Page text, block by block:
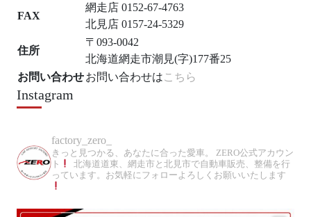
FAX
網走店 0152-67-4763
北見店 0157-24-5329
住所
〒093-0042
北海道網走市潮見(字)177番25
お問い合わせお問い合わせはこちら
Instagram
factory_zero_
きっと見つかる、あなたに合った愛車。
ZERO公式アカウン
ト
北海道道東、網走市と北見市で自動車販売、整備を行
っています。お気軽にフォローよろしくお願いいたします